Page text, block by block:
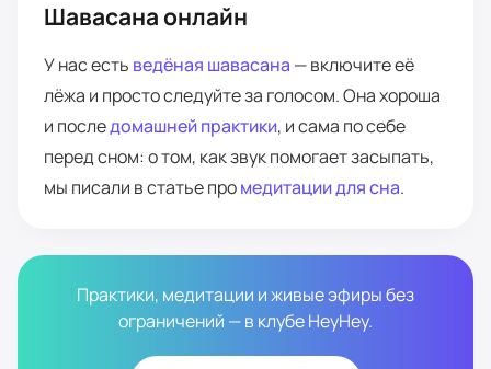
Шавасана онлайн
У нас есть ведёная шавасана — включите её
лёжа и просто следуйте за голосом. Она хороша
и последомашней практики, и сама по себе
перед сном: о том, как звук помогает засыпать,
мы писали в статье промедитации для сна.
Практики, медитации и живые эфиры без
ограничений — в клубе HeyHey.